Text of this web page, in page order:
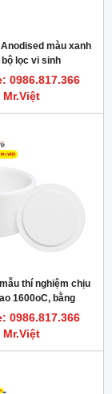
màu xanh
lọc vi sinh
0986.817.366
Mr.Việt
thí nghiệm chịu
1600oC, bằng
Alumina
0986.817.366
Mr.Việt